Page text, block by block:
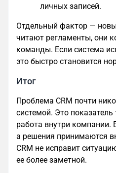
личных записей.
Отдельный фактор —
читают регламенты, они
команды. Если система
это быстро становится
Итог
Проблема CRM почти
системой. Это показатель
работа внутри компании.
а решения принимаются
CRM не исправит
ее более заметной.